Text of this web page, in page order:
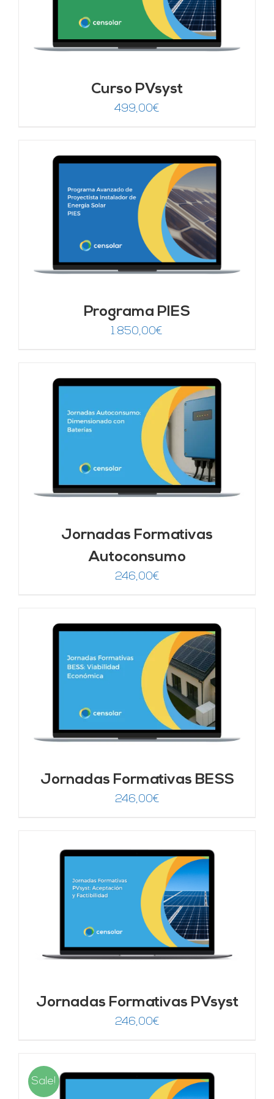
Curso PVsyst
499,00€
Programa PIES
1.850,00€
Jornadas Formativas
Autoconsumo
246,00€
Jornadas Formativas BESS
246,00€
Jornadas Formativas PVsyst
246,00€
Sale!